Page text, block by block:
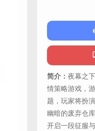
简介： 夜幕之
情策略游戏，
题，玩家将扮
幽暗的废弃仓
开启一段征服